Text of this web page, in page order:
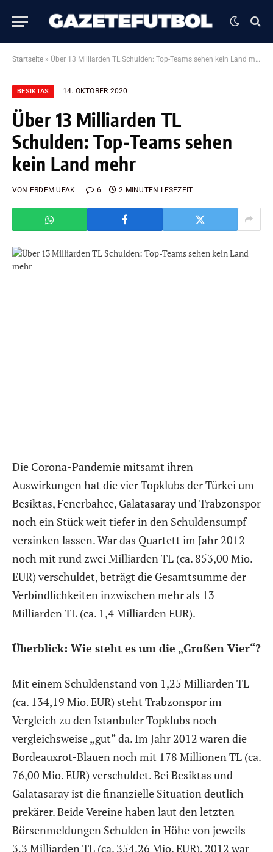
Startseite » Über 13 Milliarden TL Schulden: Top-Teams sehen kein Land mehr
BESIKTAS 14. OKTOBER 2020
Über 13 Milliarden TL
Schulden: Top-Teams sehen
kein Land mehr
VON ERDEM UFAK 6 2 MINUTEN LESEZEIT
Die Corona-Pandemie mitsamt ihren
Auswirkungen hat die vier Topklubs der Türkei um
Besiktas, Fenerbahce, Galatasaray und Trabzonspor
noch ein Stück weit tiefer in den Schuldensumpf
versinken lassen. War das Quartett im Jahr 2012
noch mit rund zwei Milliarden TL (ca. 853,00 Mio.
EUR) verschuldet, beträgt die Gesamtsumme der
Verbindlichkeiten inzwischen mehr als 13
Milliarden TL (ca. 1,4 Milliarden EUR).
Überblick: Wie steht es um die „Großen Vier“?
Mit einem Schuldenstand von 1,25 Milliarden TL
(ca. 134,19 Mio. EUR) steht Trabzonspor im
Vergleich zu den Istanbuler Topklubs noch
vergleichsweise „gut“ da. Im Jahr 2012 waren die
Bordeauxrot-Blauen noch mit 178 Millionen TL (ca.
76,00 Mio. EUR) verschuldet. Bei Besiktas und
Galatasaray ist die finanzielle Situation deutlich
prekärer. Beide Vereine haben laut den letzten
Börsenmeldungen Schulden in Höhe von jeweils
3,3 Milliarden TL (ca. 354,26 Mio. EUR). 2012 war